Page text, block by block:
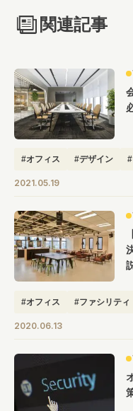
関連記事
#オフィス #デザイン
2021.05.19
#オフィス #ファシリティ
2020.06.13